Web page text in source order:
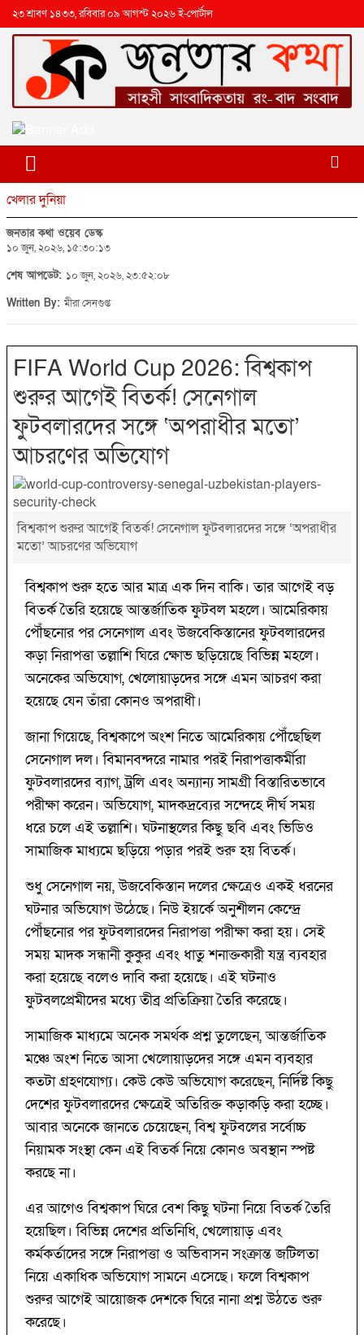
২৩ শ্রাবণ ১৪৩৩, রবিবার ০৯ আগস্ট ২০২৬ ই-পোর্টাল
খেলার দুনিয়া
জনতার কথা ওয়েব ডেস্ক
১০ জুন, ২০২৬, ১৫:৩০:১৩
শেষ আপডেট: ১০ জুন, ২০২৬, ২৩:৫২:০৮
Written By:মীরা সেনগুপ্ত
FIFA World Cup 2026: বিশ্বকাপ
শুরুর আগেই বিতর্ক! সেনেগাল
ফুটবলারদের সঙ্গে ‘অপরাধীর মতো’
আচরণের অভিযোগ
বিশ্বকাপ শুরুর আগেই বিতর্ক! সেনেগাল ফুটবলারদের সঙ্গে ‘অপরাধীর
মতো’ আচরণের অভিযোগ
বিশ্বকাপ শুরু হতে আর মাত্র এক দিন বাকি। তার আগেই বড়
বিতর্ক তৈরি হয়েছে আন্তর্জাতিক ফুটবল মহলে। আমেরিকায়
পৌঁছনোর পর সেনেগাল এবং উজবেকিস্তানের ফুটবলারদের
কড়া নিরাপত্তা তল্লাশি ঘিরে ক্ষোভ ছড়িয়েছে বিভিন্ন মহলে।
অনেকের অভিযোগ, খেলোয়াড়দের সঙ্গে এমন আচরণ করা
হয়েছে যেন তাঁরা কোনও অপরাধী।
জানা গিয়েছে, বিশ্বকাপে অংশ নিতে আমেরিকায় পৌঁছেছিল
সেনেগাল দল। বিমানবন্দরে নামার পরই নিরাপত্তাকর্মীরা
ফুটবলারদের ব্যাগ, ট্রলি এবং অন্যান্য সামগ্রী বিস্তারিতভাবে
পরীক্ষা করেন। অভিযোগ, মাদকদ্রব্যের সন্দেহে দীর্ঘ সময়
ধরে চলে এই তল্লাশি। ঘটনাস্থলের কিছু ছবি এবং ভিডিও
সামাজিক মাধ্যমে ছড়িয়ে পড়ার পরই শুরু হয় বিতর্ক।
শুধু সেনেগাল নয়, উজবেকিস্তান দলের ক্ষেত্রেও একই ধরনের
ঘটনার অভিযোগ উঠেছে। নিউ ইয়র্কে অনুশীলন কেন্দ্রে
পৌঁছনোর পর ফুটবলারদের নিরাপত্তা পরীক্ষা করা হয়। সেই
সময় মাদক সন্ধানী কুকুর এবং ধাতু শনাক্তকারী যন্ত্র ব্যবহার
করা হয়েছে বলেও দাবি করা হয়েছে। এই ঘটনাও
ফুটবলপ্রেমীদের মধ্যে তীব্র প্রতিক্রিয়া তৈরি করেছে।
সামাজিক মাধ্যমে অনেক সমর্থক প্রশ্ন তুলেছেন, আন্তর্জাতিক
মঞ্চে অংশ নিতে আসা খেলোয়াড়দের সঙ্গে এমন ব্যবহার
কতটা গ্রহণযোগ্য। কেউ কেউ অভিযোগ করেছেন, নির্দিষ্ট কিছু
দেশের ফুটবলারদের ক্ষেত্রেই অতিরিক্ত কড়াকড়ি করা হচ্ছে।
আবার অনেকে জানতে চেয়েছেন, বিশ্ব ফুটবলের সর্বোচ্চ
নিয়ামক সংস্থা কেন এই বিতর্ক নিয়ে কোনও অবস্থান স্পষ্ট
করছে না।
এর আগেও বিশ্বকাপ ঘিরে বেশ কিছু ঘটনা নিয়ে বিতর্ক তৈরি
হয়েছিল। বিভিন্ন দেশের প্রতিনিধি, খেলোয়াড় এবং
কর্মকর্তাদের সঙ্গে নিরাপত্তা ও অভিবাসন সংক্রান্ত জটিলতা
নিয়ে একাধিক অভিযোগ সামনে এসেছে। ফলে বিশ্বকাপ
শুরুর আগেই আয়োজক দেশকে ঘিরে নানা প্রশ্ন উঠতে শুরু
করেছে।